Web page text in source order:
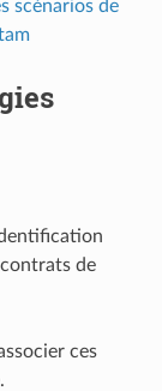
scénarios de
de
ces